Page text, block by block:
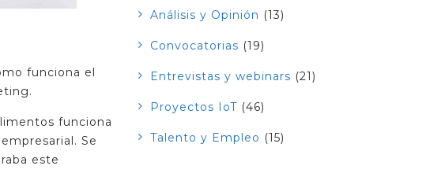
funciona el
funciona
Se
este
Análisis y Opinión (13)
Convocatorias (19)
Entrevistas y webinars (21)
Proyectos IoT(46)
Talento y Empleo (15)